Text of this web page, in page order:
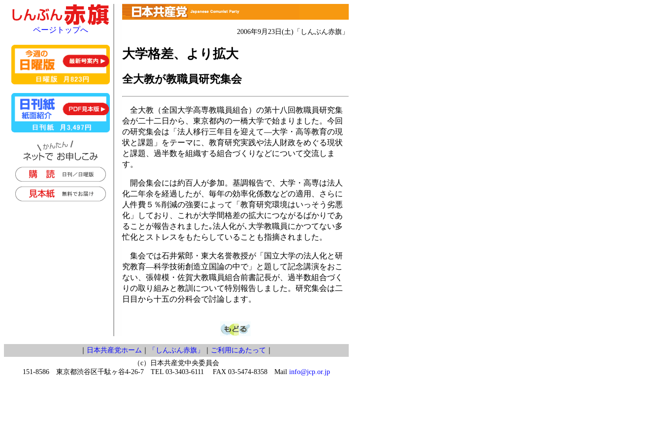
2006年9月23日(土) 「しんぶん赤旗」
大学格差、より拡大
全大教が教職員研究集会
全大教（全国大学高専教職員組合）の第十八回教職員研究集
会が二十二日から、東京都内の一橋大学で始まりました。今回
の研究集会は「法人移行三年目を迎えて―大学・高等教育の現
状と課題」をテーマに、教育研究実践や法人財政をめぐる現状
と課題、過半数を組織する組合づくりなどについて交流しま
す。
開会集会には約百人が参加。基調報告で、大学・高専は法人
化二年余を経過したが、毎年の効率化係数などの適用、さらに
人件費５％削減の強要によって「教育研究環境はいっそう劣悪
化」しており、これが大学間格差の拡大につながるばかりであ
ることが報告されました｡法人化が､大学教職員にかつてない多
忙化とストレスをもたらしていることも指摘されました。
集会では石井紫郎・東大名誉教授が「国立大学の法人化と研
究教育―科学技術創造立国論の中で」と題して記念講演をおこ
ない、張韓模・佐賀大教職員組合前書記長が、過半数組合づく
りの取り組みと教訓について特別報告しました。研究集会は二
日目から十五の分科会で討論します。
ページトップへ
｜ 日本共産党ホーム ｜ 「しんぶん赤旗」 ｜ ご利用にあたって ｜
（c）日本共産党中央委員会
151-8586 東京都渋谷区千駄ヶ谷4-26-7 TEL 03-3403-6111 FAX 03-5474-8358 Mail info@jcp.or.jp